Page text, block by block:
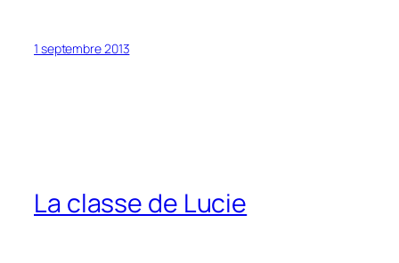
1 septembre 2013
La classe de Lucie